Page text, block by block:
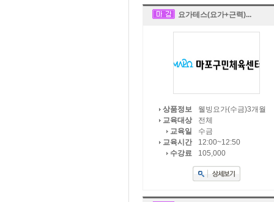
요가테스(요가+근력)...
상품정보
웰빙요가(수금)3개월
교육대상
전체
교육일
수금
교육시간
12:00~12:50
수강료
105,000